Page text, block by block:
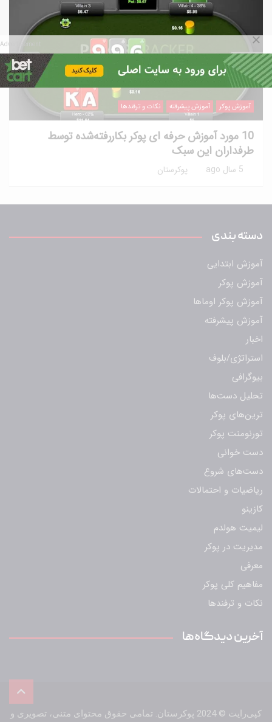
آموزش پوکر آموزش پیشرفته نکات و ترفندها
10 مورد آموزش حرفه ای پوکر بکاررفته‌شده توسط
طرفداران این سبک
5 سال ago پوکرستان
دسته بندی
آموزش ابتدایی
آموزش پوکر
آموزش پوکر اوماها
آموزش پیشرفته
اخبار
استراتژی/بلوف
بیوگرافی
تحلیل دست‌ها
ترین‌های پوکر
تورنومنت پوکر
دست خوانی
دست‌های شروع
ریاضیات و احتمالات
کازینو
لیمیت هولدم
مدیریت در پوکر
معرفی
مفاهیم کلی پوکر
نکات و ترفندها
آخرین دیدگاه‌ها
کپی‌رایت © 2024 پوکرستان. تمامی حقوق محتوای متنی، تصویری و
Advertisement